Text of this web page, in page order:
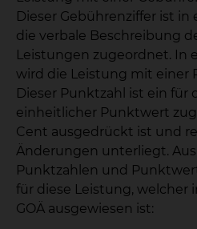
Dieser Gebührenziffer ist in
die verbale Beschreibung
Leistungen zugeordnet. In
wird die Leistung mit einer
Dieser Punktzahl ist ein für
einheitlicher Punktwert
Cent ausgedrückt ist und
Änderungen unterliegt.
Punktzahlen und
für diese Leistung, welcher
GOÄ ausgewiesen ist: